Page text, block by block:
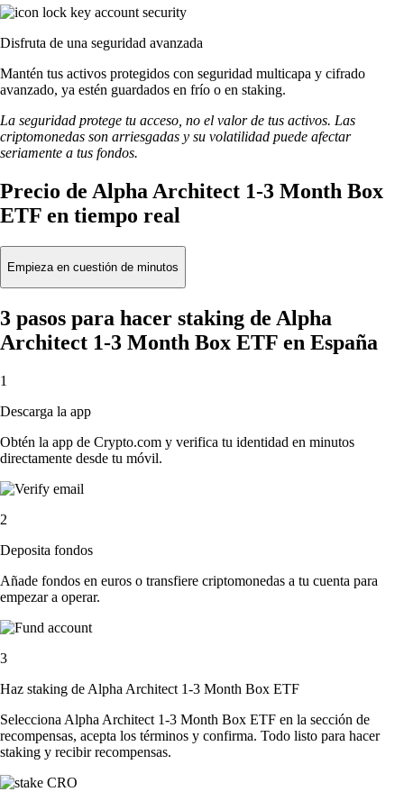
Disfruta de una seguridad avanzada
Mantén tus activos protegidos con seguridad multicapa y cifrado
avanzado, ya estén guardados en frío o en staking.
La seguridad protege tu acceso, no el valor de tus activos. Las
criptomonedas son arriesgadas y su volatilidad puede afectar
seriamente a tus fondos.
Precio de Alpha Architect 1-3 Month Box
ETF en tiempo real
Empieza en cuestión de minutos
3 pasos para hacer staking de Alpha
Architect 1-3 Month Box ETF en España
1
Descarga la app
Obtén la app de Crypto.com y verifica tu identidad en minutos
directamente desde tu móvil.
2
Deposita fondos
Añade fondos en euros o transfiere criptomonedas a tu cuenta para
empezar a operar.
3
Haz staking de Alpha Architect 1-3 Month Box ETF
Selecciona Alpha Architect 1-3 Month Box ETF en la sección de
recompensas, acepta los términos y confirma. Todo listo para hacer
staking y recibir recompensas.